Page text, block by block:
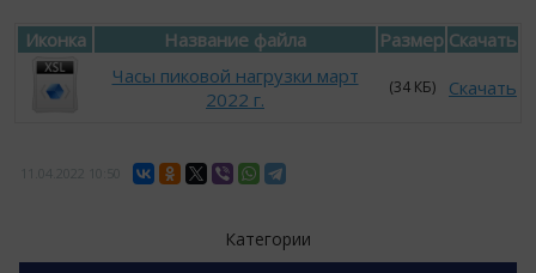
Иконка Название файла Размер Скачать
Часы пиковой нагрузки март
2022 г.
(34 КБ) Скачать
Категории